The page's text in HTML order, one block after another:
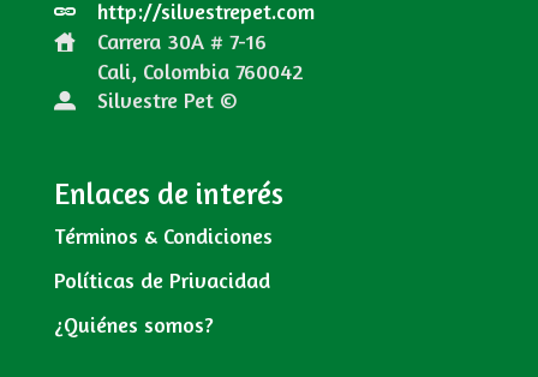
http://silvestrepet.com
Carrera 30A # 7-16
Cali, Colombia 760042
Silvestre Pet ©
Enlaces de interés
Términos & Condiciones
Políticas de Privacidad
¿Quiénes somos?